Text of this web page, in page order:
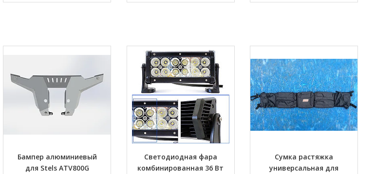
Бампер алюминиевый
для Stels ATV800G
Светодиодная фара
комбинированная 36 Вт
Сумка растяжка
универсальная для